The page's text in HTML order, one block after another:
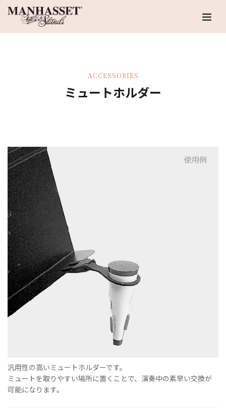
ACCESSORIES
ミュートホルダー
汎用性の高いミュートホルダーです。
ミュートを取りやすい場所に置くことで、演奏中の素早い交換が
可能になります。